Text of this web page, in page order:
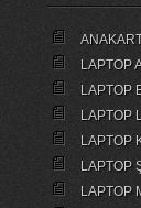
LAPTOP
LAPTOP
LAPTOP
LAPTOP
LAPTOP
LAPTOP